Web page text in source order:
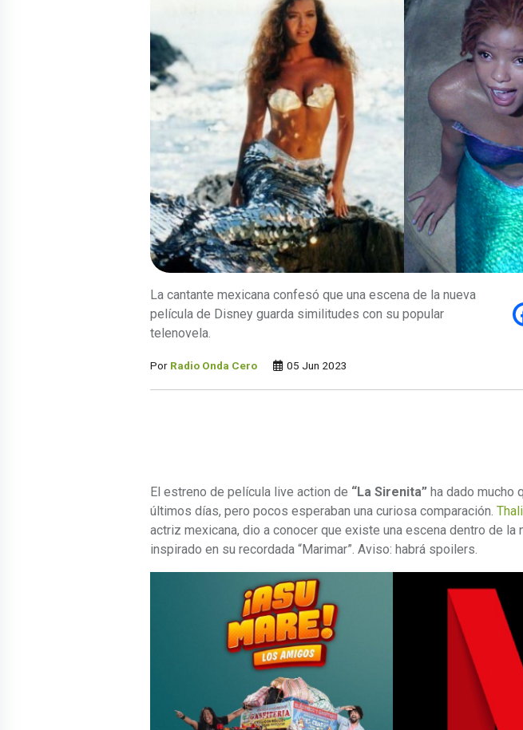
La cantante mexicana confesó que una escena de la nueva
película de Disney guarda similitudes con su popular
telenovela.
Por Radio Onda Cero 05 Jun 2023
El estreno de película live action de “La Sirenita” ha dado mucho
últimos días, pero pocos esperaban una curiosa comparación.
actriz mexicana, dio a conocer que existe una escena dentro de la
inspirado en su recordada “Marimar”. Aviso: habrá spoilers.